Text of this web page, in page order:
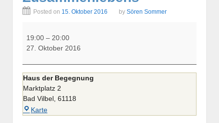
Posted on 15. Oktober 2016 by Sören Sommer
Grundgesetz
Basis
Zusammenlebens
19:00 – 20:00
27. Oktober 2016
Haus der Begegnung
Marktplatz 2
Bad Vilbel 61118
Karte
der